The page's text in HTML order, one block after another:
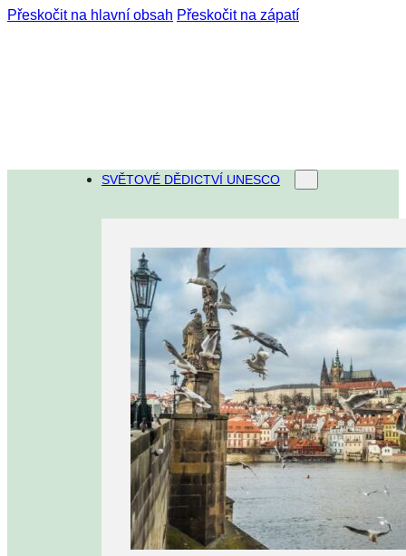
Přeskočit na hlavní obsah Přeskočit na zápatí
SVĚTOVÉ DĚDICTVÍ UNESCO